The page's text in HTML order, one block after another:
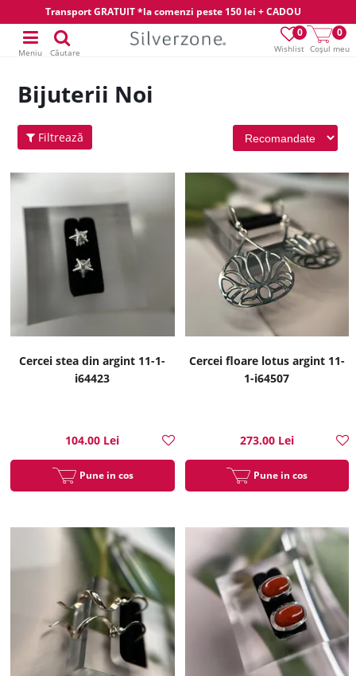
Transport GRATUIT *la comenzi peste 150 lei + CADOU
Wishlist
0
Coșul meu
0
Meniu Căutare
Bijuterii Noi
Filtrează
Cercei stea din argint 11-1-
i64423
104.00 Lei
Pune in cos
Cercei floare lotus argint 11-
1-i64507
273.00 Lei
Pune in cos